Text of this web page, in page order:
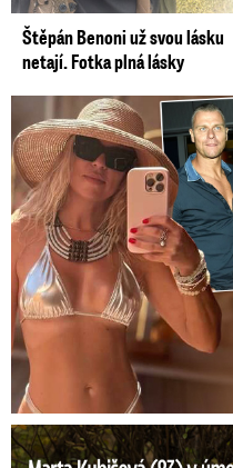
Štěpán Benoni už svou lásku
netají. Fotka plná lásky
Tohle tělo nahradilo Belo:
Marta Kubišová (83) v